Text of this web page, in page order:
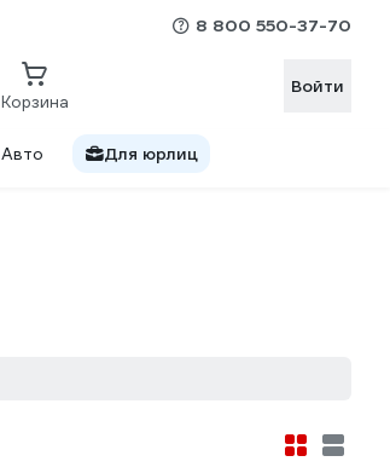
8 800 550-37-70
Корзина
Войти
Авто Для юрлиц